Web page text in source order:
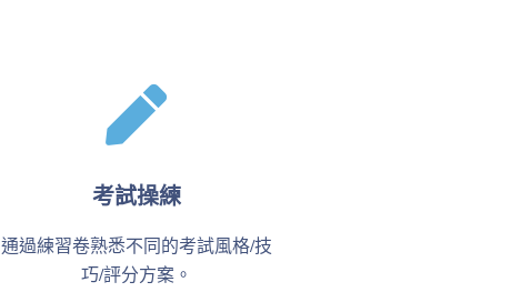
考試操練
通過練習卷熟悉不同的考試風格/技
巧/評分方案。